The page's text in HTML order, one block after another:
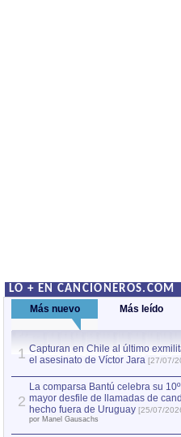
LO + EN CANCIONEROS.COM
Más nuevo Más leído
1 Capturan en Chile al último
el asesinato de Víctor Jara [27/07/
2
La comparsa Bantú celebra su
mayor desfile de llamadas de
hecho fuera de Uruguay [25/07/
por Manel Gausachs